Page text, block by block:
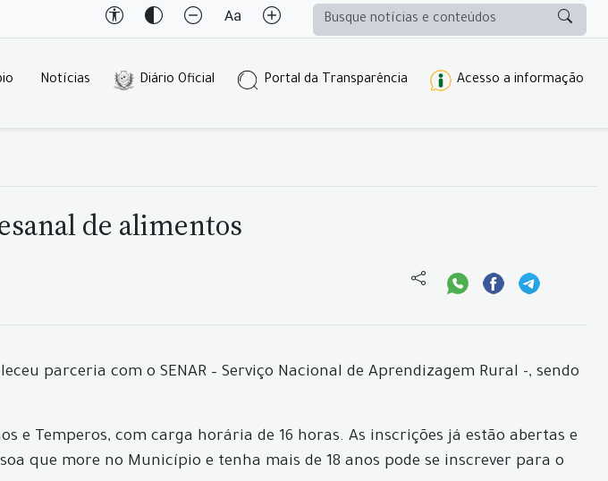
Notícias Diário Oficial Portal da Transparência Acesso a informação
de alimentos
parceria com o SENAR – Serviço Nacional de Aprendizagem Rural -, sendo
e Temperos, com carga horária de 16 horas. As inscrições já estão abertas e
que more no Município e tenha mais de 18 anos pode se inscrever para o